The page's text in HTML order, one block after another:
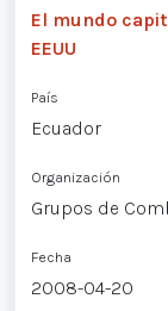
El mundo
EEUU
País
Ecuador
Organización
Grupos de
Fecha
2008-04-20